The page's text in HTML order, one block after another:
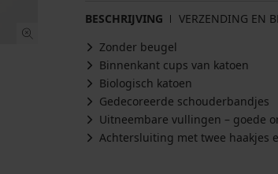
BESCHRIJVING VERZENDING EN
Zonder beugel
Binnenkant cups van katoen
Biologisch katoen
Gedecoreerde schouderbandjes
Uitneembare vullingen – goede
Achtersluiting met twee haakjes